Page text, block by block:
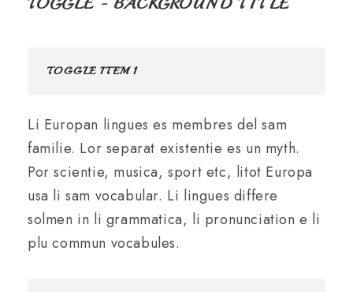
TOGGLE ITEM 1
Li Europan lingues es membres del sam
familie. Lor separat existentie es un myth.
Por scientie, musica, sport etc, litot Europa
usa li sam vocabular. Li lingues differe
solmen in li grammatica, li pronunciation e li
plu commun vocabules.